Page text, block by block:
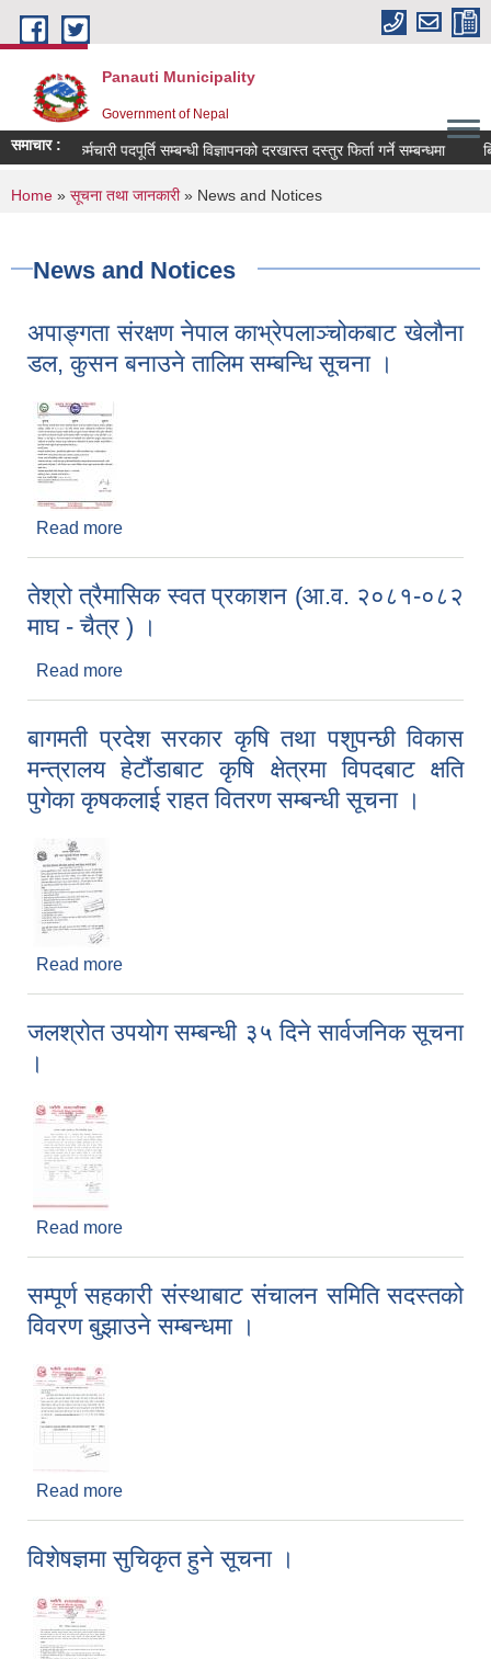
Skip to main content
Panauti Municipality
Government of Nepal
समाचार :कर्मचारी पदपूर्ति सम्बन्धी विज्ञापनको दरखास्त दस्तुर फिर्ता गर्ने सम्बन्धमा
You are here
Home » सूचना तथा जानकारी» News and Notices
News and Notices
अपाङ्गता संरक्षण नेपाल काभ्रेपलाञ्चोकबाट खेलौना
डल, कुसन बनाउने तालिम सम्बन्धि सूचना ।
Read more
तेश्रो त्रैमासिक स्वत प्रकाशन (आ.व. २०८१-०८२
माघ - चैत्र ) ।
Read more
बागमती प्रदेश सरकार कृषि तथा पशुपन्छी विकास
मन्त्रालय हेटौंडाबाट कृषि क्षेत्रमा विपदबाट क्षति
पुगेका कृषकलाई राहत वितरण सम्बन्धी सूचना ।
Read more
जलश्रोत उपयोग सम्बन्धी ३५ दिने सार्वजनिक सूचना
।
Read more
सम्पूर्ण सहकारी संस्थाबाट संचालन समिति सदस्तको
विवरण बुझाउने सम्बन्धमा ।
Read more
विशेषज्ञमा सुचिकृत हुने सूचना ।